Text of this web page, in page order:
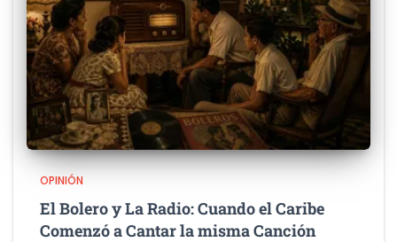
OPINIÓN
El Bolero y La Radio: Cuando el Caribe
Comenzó a Cantar la misma Canción